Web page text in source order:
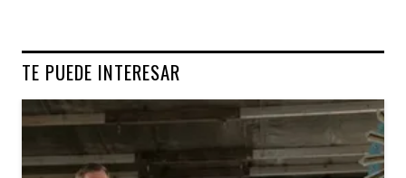
TE PUEDE INTERESAR